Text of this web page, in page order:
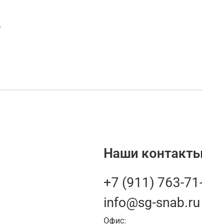
Наши
+7 (911) 763-
info@sg-snab.ru
Офис: